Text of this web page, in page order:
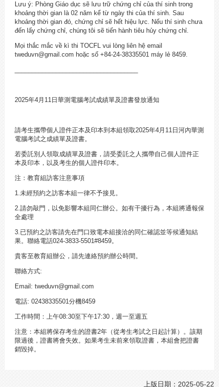
Lưu ý: Phòng Giáo dục sẽ lưu trữ chứng chỉ của thí sinh trong
khoảng thời gian là 02 năm kể từ ngày thi của thí sinh. Sau
khoảng thời gian đó, chứng chỉ sẽ hết hiệu lực. Nếu thí sinh chưa
đến lấy chứng chỉ, chúng tôi sẽ tiến hành tiêu hủy chứng chỉ.
Mọi thắc mắc về kì thi TOCFL vui lòng liên hệ email
tweduvn@gmail.com hoặc số +84-24-38335501 máy lẻ 8459.
2025年4月11日華測電腦考試成績單及證書發放通知
請考生攜帶個人證件正本及印本到本組領取2025年4月11日河內華測
電腦考試之成績單及證書。
若委託別人領取成績單及證書，請受委託之人攜帶自己個人證件正
本及印本，以及考生的個人證件印本。
注：教育組訪客注意事項
1.未經預約之訪客本組一律不予接見。
2.請勿敲門，以免影響本組同仁辦公。如有干擾行為，本組將通報保
全處理
3.已預約之訪客請先在門口致電本組接洽的同仁確認並等候通知結
果。聯絡電話024-3833-5501#8459。
貴客至教育組辦公，請先連絡預約辦公時間。
聯絡方式:
Email: tweduvn@gmail.com
電話: 02438335501分機8459
工作時間：上午08:30至下午17:30，週一至週五
注意：本組將保存考生的證書2年（從考生考試之日起計算）。該期
限過後，證書將會失效。如果考生未前來領取證書，本組會把證書
銷毀掉。
上版日期：2025-05-22